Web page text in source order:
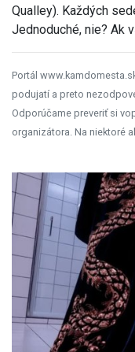
Qualley). Každých
Jednoduché, nie? Ak
Portál
podujatí a preto
Odporúčame preveriť si
organizátora. Na niektoré